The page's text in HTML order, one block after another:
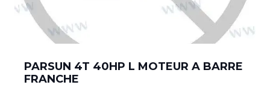
PARSUN 4T 40HP L MOTEUR A BARRE
FRANCHE